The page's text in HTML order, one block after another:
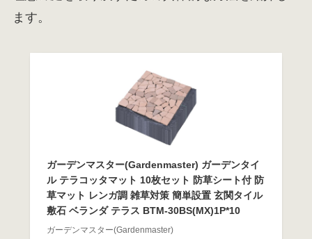
ます。
ガーデンマスター(Gardenmaster) ガーデンタイ
ル テラコッタマット 10枚セット 防草シート付 防
草マット レンガ調 雑草対策 簡単設置 玄関タイル
敷石 ベランダ テラス BTM-30BS(MX)1P*10
ガーデンマスター(Gardenmaster)